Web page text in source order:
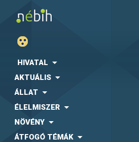
HIVATAL
AKTUÁLIS
ÁLLAT
ÉLELMISZER
NÖVÉNY
ÁTFOGÓ TÉMÁK